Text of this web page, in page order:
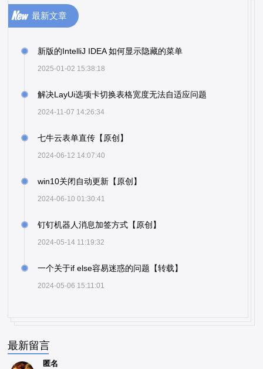
最新文章
新版的IntelliJ IDEA 如何显示隐藏的菜单
2025-01-02 15:38:18
解决LayUi选项卡切换表格宽度无法自适应问题
2024-11-07 14:26:34
七牛云表单直传【原创】
2024-06-12 14:07:40
win10关闭自动更新【原创】
2024-06-10 01:30:41
钉钉机器人消息加签方式【原创】
2024-05-14 11:19:32
一个关于if else容易迷惑的问题【转载】
2024-05-06 15:11:01
最新留言
匿名